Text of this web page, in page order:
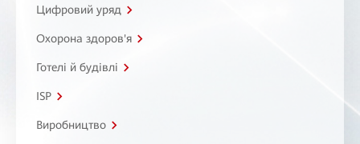
Цифровий уряд
Охорона здоров'я
Готелі й будівлі
ISP
Виробництво